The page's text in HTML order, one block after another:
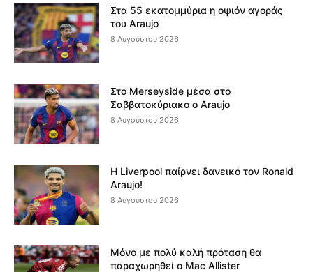
Στα 55 εκατομμύρια η οψιόν αγοράς
του Araujo
8 Αυγούστου 2026
Στο Merseyside μέσα στο
Σαββατοκύριακο ο Araujo
8 Αυγούστου 2026
Η Liverpool παίρνει δανεικό τον Ronald
Araujo!
8 Αυγούστου 2026
Μόνο με πολύ καλή πρόταση θα
παραχωρηθεί ο Mac Allister